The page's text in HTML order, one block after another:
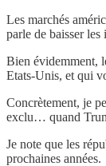
Les marchés
parle de baisser
Bien évidemment,
Etats-Unis, et qui
Concrètement, je
exclu… quand
Je note que les
prochaines années.